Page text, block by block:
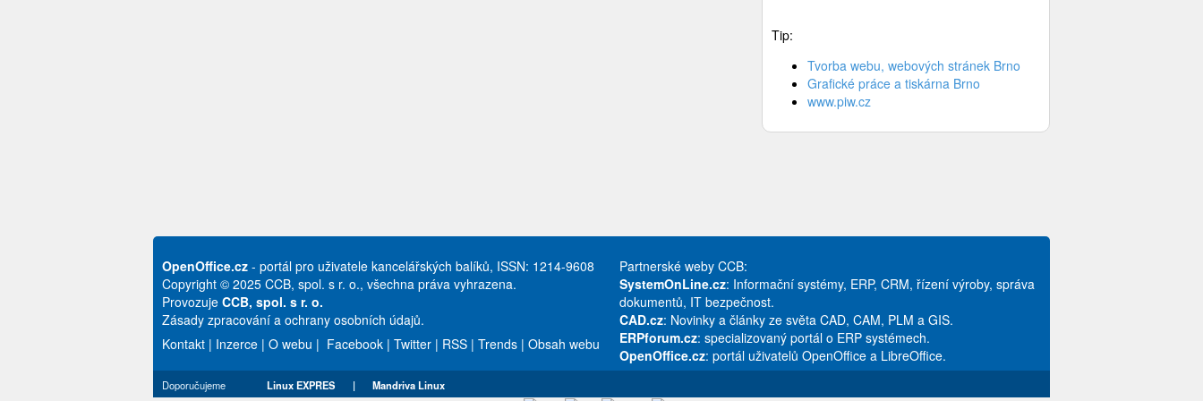
Tip:
Tvorba webu, webových stránek Brno
Grafické práce a tiskárna Brno
www.piw.cz
OpenOffice.cz - portál pro uživatele kancelářských balíků, ISSN: 1214-9608
Copyright © 2025 CCB, spol. s r. o., všechna práva vyhrazena.
Provozuje CCB, spol. s r. o.
Zásady zpracování a ochrany osobních údajů.
Kontakt | Inzerce | O webu | Facebook | Twitter | RSS | Trends | Obsah webu
Partnerské weby CCB:
SystemOnLine.cz: Informační systémy, ERP, CRM, řízení výroby, správa
dokumentů, IT bezpečnost.
CAD.cz: Novinky a články ze světa CAD, CAM, PLM a GIS.
ERPforum.cz: specializovaný portál o ERP systémech.
OpenOffice.cz: portál uživatelů OpenOffice a LibreOffice.
Doporučujeme Linux EXPRES | Mandriva Linux